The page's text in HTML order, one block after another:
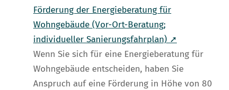
Förderung der Energieberatung für
Wohngebäude (Vor-Ort-Beratung;
individueller Sanierungsfahrplan) ➚
Wenn Sie sich für eine Energieberatung für
Wohngebäude entscheiden, haben Sie
Anspruch auf eine Förderung in Höhe von 80